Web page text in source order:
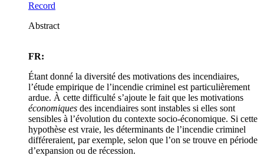
Record
Abstract
FR:
Étant donné la diversité des motivations des incendiaires,
l’étude empirique de l’incendie criminel est particulièrement
ardue. À cette difficulté s’ajoute le fait que les motivations
économiques des incendiaires sont instables si elles sont
sensibles à l’évolution du contexte socio-économique. Si cette
hypothèse est vraie, les déterminants de l’incendie criminel
différeraient, par exemple, selon que l’on se trouve en période
d’expansion ou de récession.